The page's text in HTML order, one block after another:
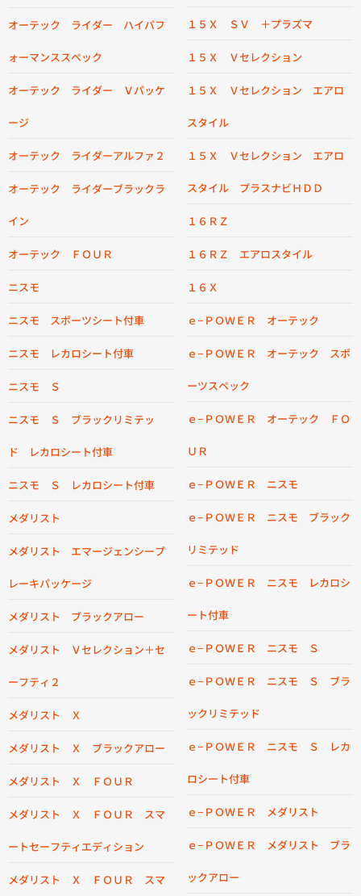
オーテック ライダー ハイパフ
ォーマンススペック
オーテック ライダー Ｖパッケ
ージ
オーテック ライダーアルファ２
オーテック ライダーブラックラ
イン
オーテック ＦＯＵＲ
ニスモ
ニスモ スポーツシート付車
ニスモ レカロシート付車
ニスモ Ｓ
ニスモ Ｓ ブラックリミテッ
ド レカロシート付車
ニスモ Ｓ レカロシート付車
メダリスト
メダリスト エマージェンシーブ
レーキパッケージ
メダリスト ブラックアロー
メダリスト Ｖセレクション＋セ
ーフティ２
メダリスト Ｘ
メダリスト Ｘ ブラックアロー
メダリスト Ｘ ＦＯＵＲ
メダリスト Ｘ ＦＯＵＲ スマ
ートセーフティエディション
メダリスト Ｘ ＦＯＵＲ スマ
１５Ｘ ＳＶ ＋プラズマ
１５Ｘ Ｖセレクション
１５Ｘ Ｖセレクション エアロ
スタイル
１５Ｘ Ｖセレクション エアロ
スタイル プラスナビＨＤＤ
１６ＲＺ
１６ＲＺ エアロスタイル
１６Ｘ
ｅ−ＰＯＷＥＲ オーテック
ｅ−ＰＯＷＥＲ オーテック スポ
ーツスペック
ｅ−ＰＯＷＥＲ オーテック ＦＯ
ＵＲ
ｅ−ＰＯＷＥＲ ニスモ
ｅ−ＰＯＷＥＲ ニスモ ブラック
リミテッド
ｅ−ＰＯＷＥＲ ニスモ レカロシ
ート付車
ｅ−ＰＯＷＥＲ ニスモ Ｓ
ｅ−ＰＯＷＥＲ ニスモ Ｓ ブラ
ックリミテッド
ｅ−ＰＯＷＥＲ ニスモ Ｓ レカ
ロシート付車
ｅ−ＰＯＷＥＲ メダリスト
ｅ−ＰＯＷＥＲ メダリスト ブラ
ックアロー